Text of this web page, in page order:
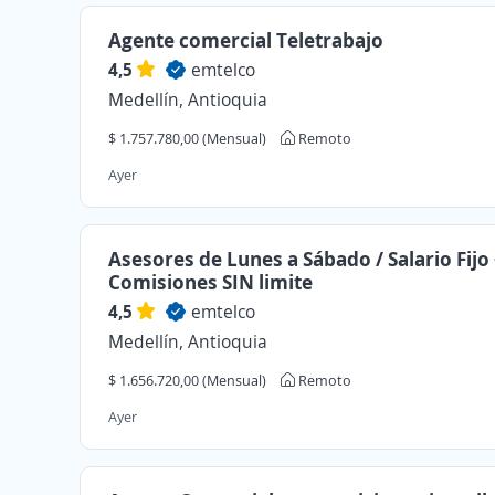
Agente comercial Teletrabajo
4,5
emtelco
Medellín, Antioquia
$ 1.757.780,00 (Mensual)
Remoto
Ayer
Asesores de Lunes a Sábado / Salario Fijo
Comisiones SIN limite
4,5
emtelco
Medellín, Antioquia
$ 1.656.720,00 (Mensual)
Remoto
Ayer